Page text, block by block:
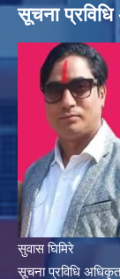
सूचना
सुवास घिमिरे
सूचना प्रविधि अधिकृत